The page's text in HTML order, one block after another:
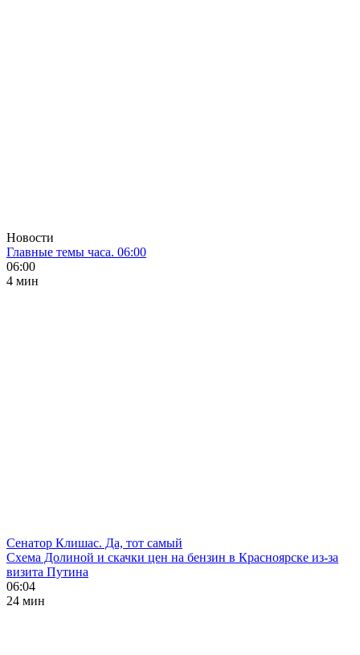
Новости
Главные темы часа. 06:00
06:00
4 мин
Сенатор Клишас. Да, тот самый
Схема Долиной и скачки цен на бензин в Красноярске из-за
визита Путина
06:04
24 мин